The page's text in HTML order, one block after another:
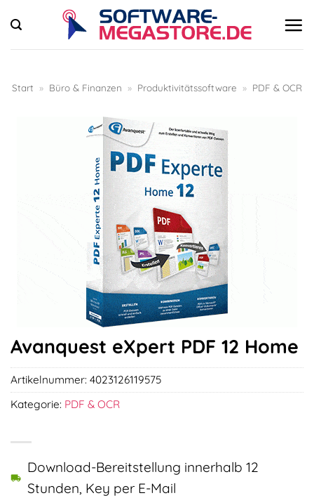
Inhalt
springen
Start » Büro & Finanzen » Produktivitätssoftware » PDF & OCR
Avanquest eXpert PDF 12 Home
Download-Bereitstellung innerhalb 12
Stunden, Key per E-Mail
Artikelnummer: 4023126119575
Kategorie: PDF & OCR